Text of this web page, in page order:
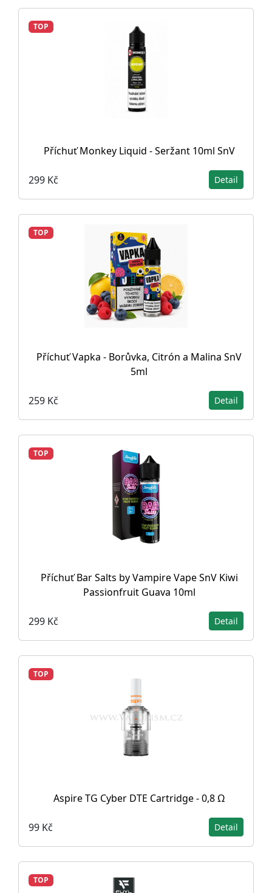
TOP
Příchuť Monkey Liquid - Seržant 10ml SnV
299 Kč Detail
TOP
Příchuť Vapka - Borůvka, Citrón a Malina SnV
5ml
259 Kč Detail
TOP
Příchuť Bar Salts by Vampire Vape SnV Kiwi
Passionfruit Guava 10ml
299 Kč Detail
TOP
Aspire TG Cyber DTE Cartridge - 0,8 Ω
99 Kč Detail
TOP